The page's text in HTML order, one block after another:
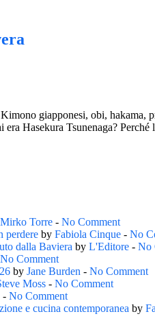
giapponesi, obi,
Hasekura Tsunenaga?
Mirko Torre - No Comment
perdere by Fabiola Cinque - No
dalla Baviera by L'Editore - No
No Comment
by Jane Burden - No Comment
Moss - No Comment
- No Comment
e cucina contemporanea by